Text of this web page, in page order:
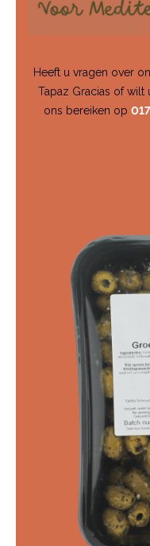
Heeft u vragen over
Tapaz Gracias of wilt
ons bereiken op